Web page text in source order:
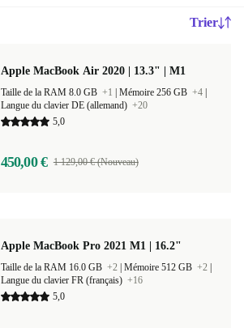
Trier
Apple MacBook Air 2020 | 13.3" | M1
Taille de la RAM 8.0 GB +1 Mémoire 256 GB +4
Langue du clavier DE (allemand) +20
5,0
450,00 € 1 129,00 € (Nouveau)
Apple MacBook Pro 2021 M1 | 16.2"
Taille de la RAM 16.0 GB +2 Mémoire 512 GB +2
Langue du clavier FR (français) +16
5,0